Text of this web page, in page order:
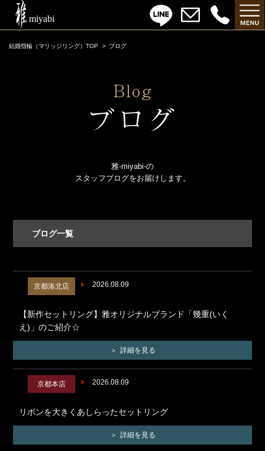
結婚指輪（マリッジリング）TOP ブログ
雅-miyabi-の
スタッフブログをお届けします。
ブログ一覧
2026.08.09
京都洛北店
【新作セットリング】雅オリジナルブランド「幾重(いく
え)」のご紹介☆
詳細を見る
2026.08.09
京都本店
リボンを大きくあしらったセットリング
詳細を見る